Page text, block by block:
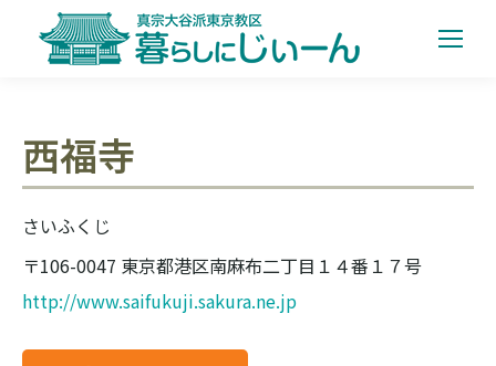
西福寺
さいふくじ
〒106-0047 東京都港区南麻布二丁目１４番１７号
http://www.saifukuji.sakura.ne.jp